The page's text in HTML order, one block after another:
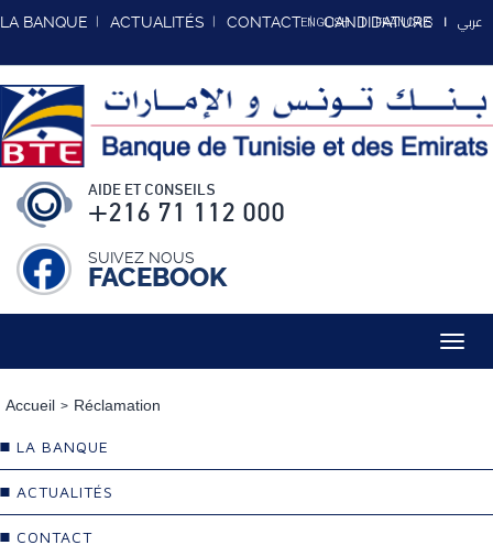
LA BANQUE ACTUALITÉS CONTACT CANDIDATURE
ENGLISH FRANCAIS عربي
AIDE ET CONSEILS
+216 71 112 000
SUIVEZ NOUS
FACEBOOK
Accueil Réclamation
LA BANQUE
ACTUALITÉS
CONTACT